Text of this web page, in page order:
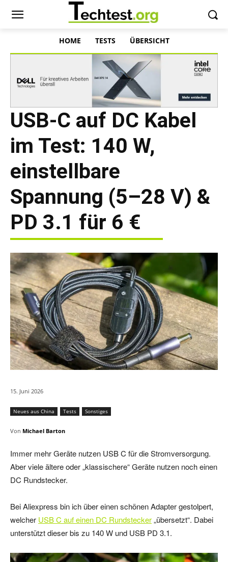
HOME TESTS ÜBERSICHT
USB-C auf DC Kabel
im Test: 140 W,
einstellbare
Spannung (5–28 V) &
PD 3.1 für 6 €
15. Juni 2026
Neues aus China Tests Sonstiges
Von Michael Barton
Immer mehr Geräte nutzen USB C für die Stromversorgung.
Aber viele ältere oder „klassischere“ Geräte nutzen noch einen
DC Rundstecker.
Bei Aliexpress bin ich über einen schönen Adapter gestolpert,
welcher USB C auf einen DC Rundstecker„übersetzt“. Dabei
unterstützt dieser bis zu 140 W und USB PD 3.1.